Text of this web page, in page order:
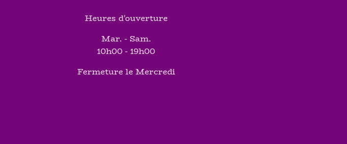
Heures d'ouverture
Mar. - Sam.
10h00 - 19h00
Fermeture le Mercredi